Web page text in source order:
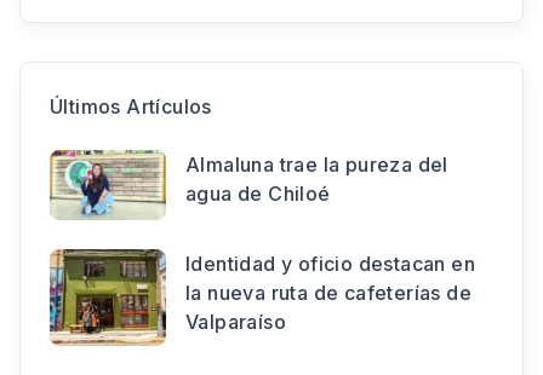
Últimos Artículos
Almaluna trae la pureza del
agua de Chiloé
Identidad y oficio destacan en
la nueva ruta de cafeterías de
Valparaíso